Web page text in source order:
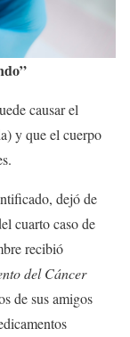
causar el
y que el cuerpo
dejó de
cuarto caso de
recibió
del Cáncer
de sus amigos